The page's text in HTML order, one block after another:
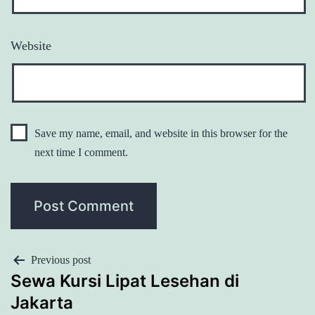
Website
Save my name, email, and website in this browser for the
next time I comment.
POST
NAVIGATION
Previous post
Sewa Kursi Lipat Lesehan di
Jakarta